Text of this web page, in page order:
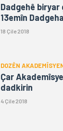
Dadgehê
13emîn
18 Çile 2018
DOZÊN
Çar
dadkirin
4 Çile 2018